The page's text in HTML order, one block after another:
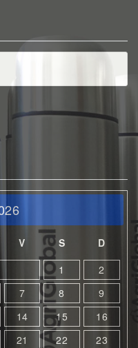
V S
D
1
2
7 8
9
14 15
16
21 22 23